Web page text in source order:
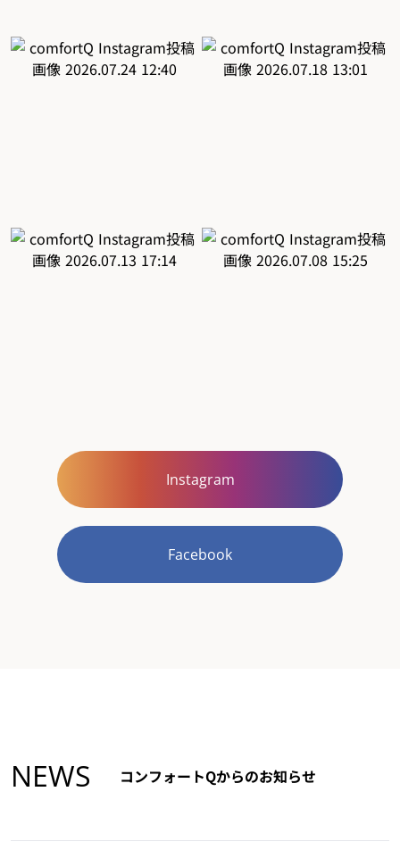
Instagram
Facebook
NEWS コンフォートQからのお知らせ